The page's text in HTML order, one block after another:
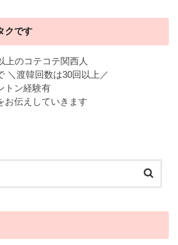
クです
のコテコテ関西人
＼渡韓回数は30回以上／
トン経験有
伝えしていきます